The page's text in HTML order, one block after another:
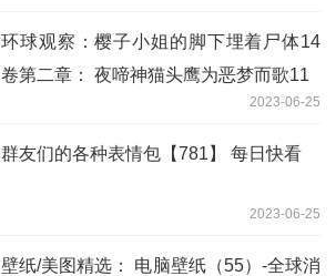
环球观察：樱子小姐的脚下埋着尸体14
卷第二章： 夜啼神猫头鹰为恶梦而歌11
2023-06-25
群友们的各种表情包【781】 每日快看
2023-06-25
壁纸/美图精选： 电脑壁纸（55）-全球消